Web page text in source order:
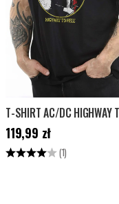
Cena :119,99 zł
119,99 zł
Ocena: (1)